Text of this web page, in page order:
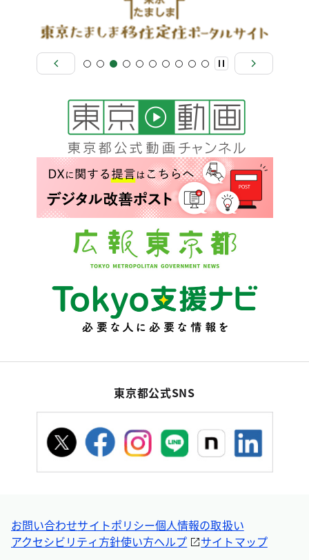
東京都公式SNS
お問い合わせサイトポリシー個人情報の取扱い
アクセシビリティ方針使い方ヘルプ サイトマップ